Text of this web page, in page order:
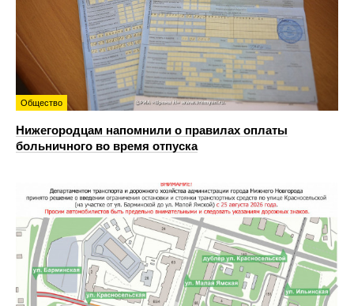
Общество
Нижегородцам напомнили о правилах оплаты
больничного во время отпуска